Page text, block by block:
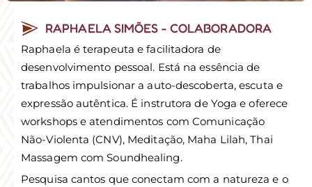
RAPHAELA SIMÕES - COLABORADORA
Raphaela é terapeuta e facilitadora de
desenvolvimento pessoal. Está na essência de
trabalhos impulsionar a auto-descoberta, escuta e
expressão autêntica. É instrutora de Yoga e oferece
workshops e atendimentos com Comunicação
Não-Violenta (CNV), Meditação, Maha Lilah, Thai
Massagem com Soundhealing.
Pesquisa cantos que conectam com a natureza e o